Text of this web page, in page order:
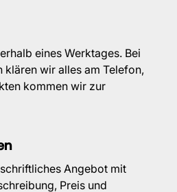
eines Werktages. Bei
klären wir alles am Telefon,
kommen wir zur
Angebot mit
Preis und